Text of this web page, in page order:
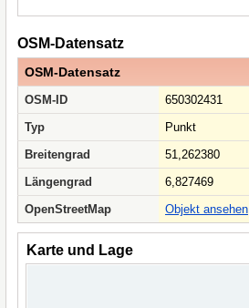
OSM-Datensatz
OSM-Datensatz
OSM-ID
650302431
Typ
Punkt
Breitengrad
51,262380
Längengrad
6,827469
OpenStreetMap
Objekt ansehen
Karte und Lage